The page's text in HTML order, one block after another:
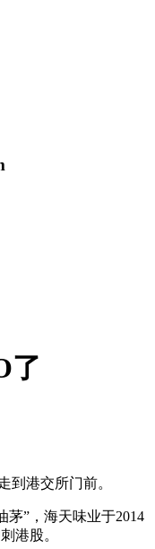
了
到港交所门前。
茅”，海天味业于2014
港股。